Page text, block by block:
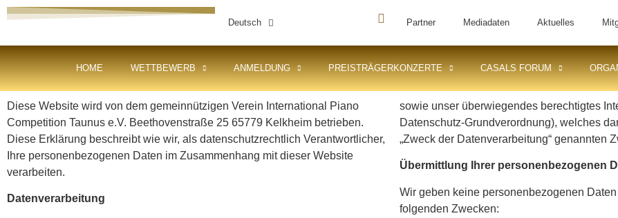
Deutsch Partner Mediadaten Aktuelles
HOME WETTBEWERB ANMELDUNG PREISTRÄGERKONZERTE CASALS FORUM
Diese Website wird von dem gemeinnützigen Verein International Piano
Competition Taunus e.V. Beethovenstraße 25 65779 Kelkheim betrieben.
Diese Erklärung beschreibt wie wir, als datenschutzrechtlich Verantwortlicher,
Ihre personenbezogenen Daten im Zusammenhang mit dieser Website
verarbeiten.
Datenverarbeitung
sowie unser überwiegendes berechtigtes
Datenschutz-Grundverordnung), welches
„Zweck der Datenverarbeitung“ genannten
Übermittlung Ihrer personenbezogenen
Wir geben keine personenbezogenen
folgenden Zwecken: